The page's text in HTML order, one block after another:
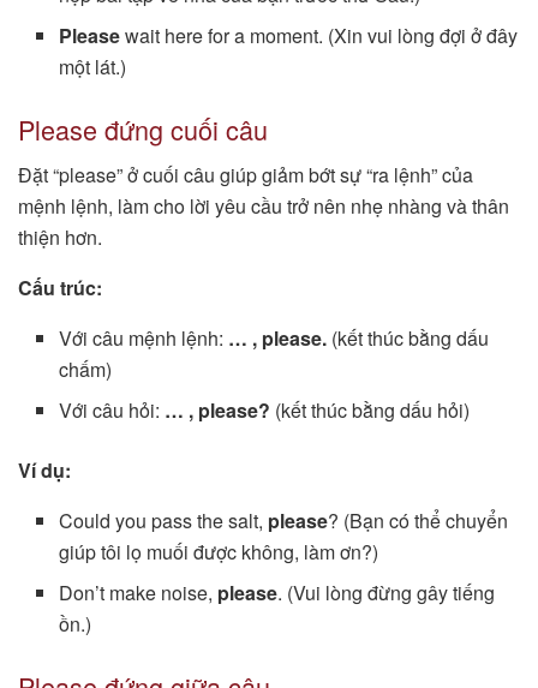
Pleasewait here for a moment. (Xin vui lòng đợi ở đây
một lát.)
Please đứng cuối câu
Đặt “please” ở cuối câu giúp giảm bớt sự “ra lệnh” của
mệnh lệnh, làm cho lời yêu cầu trở nên nhẹ nhàng và thân
thiện hơn.
Cấu trúc:
Với câu mệnh lệnh: … , please. (kết thúc bằng dấu
chấm)
Với câu hỏi: … , please? (kết thúc bằng dấu hỏi)
Ví dụ:
Could you pass the salt, please? (Bạn có thể chuyển
giúp tôi lọ muối được không, làm ơn?)
Don’t make noise, please. (Vui lòng đừng gây tiếng
ồn.)